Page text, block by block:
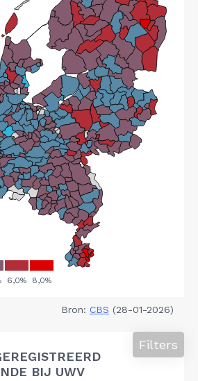
Bron: CBS (28-01-2026)
BIJ UWV
Filters